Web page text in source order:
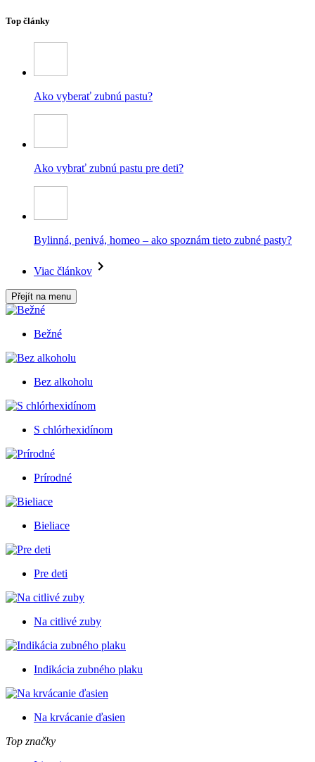
Top články
Ako vyberať zubnú pastu?
Ako vybrať zubnú pastu pre deti?
Bylinná, penivá, homeo – ako spoznám tieto zubné pasty?
Viac článkov
Přejít na menu
Bežné
Bez alkoholu
S chlórhexidínom
Prírodné
Bieliace
Pre deti
Na citlivé zuby
Indikácia zubného plaku
Na krvácanie ďasien
Top značky